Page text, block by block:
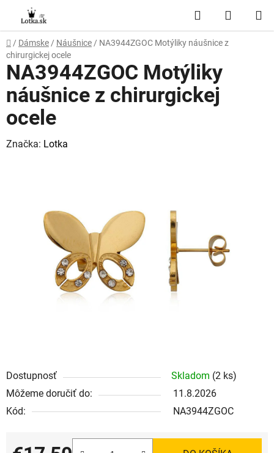
obsah
Hľadať
KOŠÍK
Domov
/ Dámske / Náušnice / NA3944ZGOC Motýliky náušnice z
chirurgickej ocele
Dostupnosť Skladom (2 ks)
Môžeme doručiť do:
11.8.2026
Kód:
NA3944ZGOC
NA3944ZGOC Motýliky
náušnice z chirurgickej
ocele
Značka: Lotka